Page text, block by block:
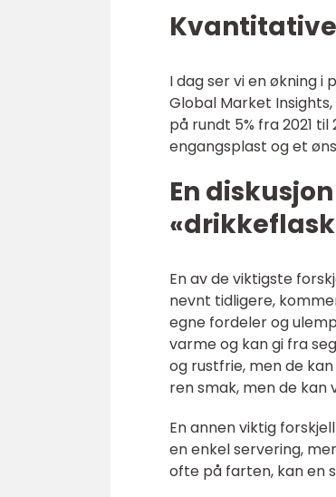
I dag ser vi en økning
Global Market
på rundt 5% fra 2021
engangsplast og et
En
En av de viktigste
nevnt tidligere,
egne fordeler og
varme og kan gi fra
og rustfrie, men de
ren smak, men de
En annen viktig
en enkel servering,
ofte på farten, kan en